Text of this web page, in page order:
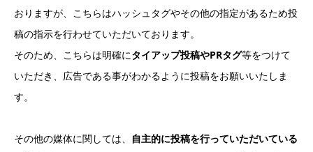
おりますが、こちらはハッシュタグやその他の指定があるため投
稿の指示を行わせていただいております。
そのため、こちらは明確にタイアップ投稿やPRタグ等をつけて
いただき、広告である事がわかるように投稿をお願いいたしま
す。
その他の媒体に関しては、
自主的に投稿を行っていただいている